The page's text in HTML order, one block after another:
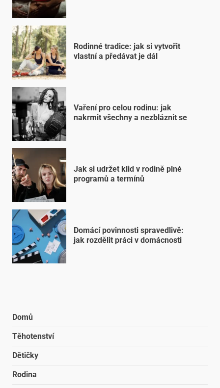
Rodinné tradice: jak si vytvořit
vlastní a předávat je dál
Vaření pro celou rodinu: jak
nakrmit všechny a nezbláznit se
Jak si udržet klid v rodině plné
programů a termínů
Domácí povinnosti spravedlivě:
jak rozdělit práci v domácnosti
Domů
Těhotenství
Dětičky
Rodina